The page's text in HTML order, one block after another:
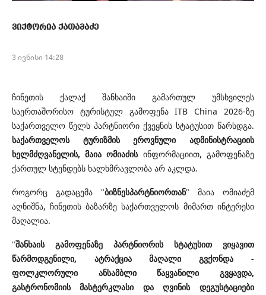
ვიქტორია ქათამაძე
3 ივნისი 14:28
ჩინეთის ქალაქ შანხაიში გამართულ უმსხვილეს
საერთაშორისო ტურისტულ გამოფენა ITB China 2026-ზე
საქართველო წელს პარტნიორი ქვეყნის სტატუსით წარსდგა.
საქართველოს ტურიზმის ეროვნული ადმინისტრაციის
ხელმძღვანელის, მაია ომიაძის ინფორმაციით, გამოფენაზე
ქართულ სტენდებს ხალხმრავლობა არ აკლდა.
როგორც გადაცემა "ბიზნესპარტნიორთან" მაია ომიაძემ
აღნიშნა, ჩინეთის ბაზარზე საქართველოს მიმართ ინტერესი
მაღალია.
"შანხაის გამოფენაზე პარტნიორის სტატუსით ვიყავით
წარმოდგენილი, ატრაქცია მაღალი გვქონდა -
ფოლკლორული ანსამბლი წაყვანილი გვყავდა,
გასტრონომიის მასტერკლასი და ღვინის დეგუსტაციები